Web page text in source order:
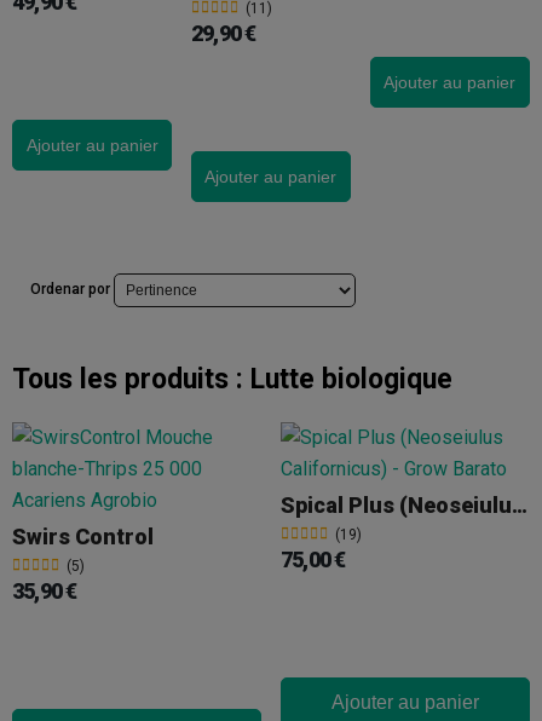
Ajouter au panier
(11)
29,90 €
Ajouter au panier
Ajouter au panier
Ordenar por
Tous les produits : Lutte biologique
Swirs Control
(5)
35,90 €
Spical Plus (Neoseiulus Californicus) Contre L’araignée Rouge
(19)
75,00 €
Ajouter au panier